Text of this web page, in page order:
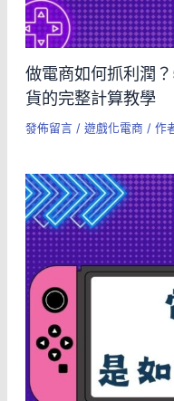
做電商如何抓利潤
貨的完整計算教學
發佈留言 / 遊戲化電商 / 作